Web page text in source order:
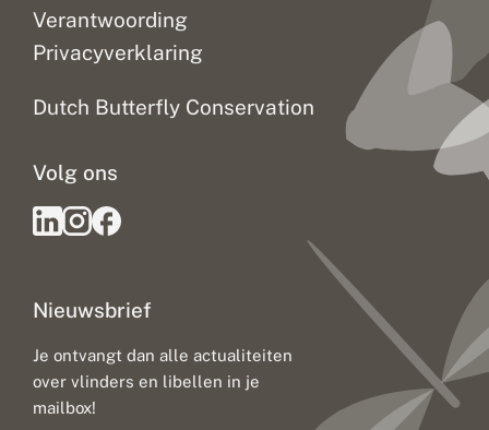
Verantwoording
Privacyverklaring
Dutch Butterfly Conservation
Nieuwsbrief
Je ontvangt dan alle actualiteiten
over vlinders en libellen in je
mailbox!
Volg ons